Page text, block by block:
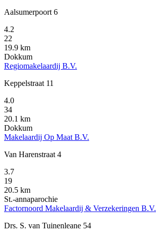
Aalsumerpoort 6
4.2
22
19.9 km
Dokkum
Regiomakelaardij B.V.
Keppelstraat 11
4.0
34
20.1 km
Dokkum
Makelaardij Op Maat B.V.
Van Harenstraat 4
3.7
19
20.5 km
St.-annaparochie
Factornoord Makelaardij & Verzekeringen B.V.
Drs. S. van Tuinenleane 54